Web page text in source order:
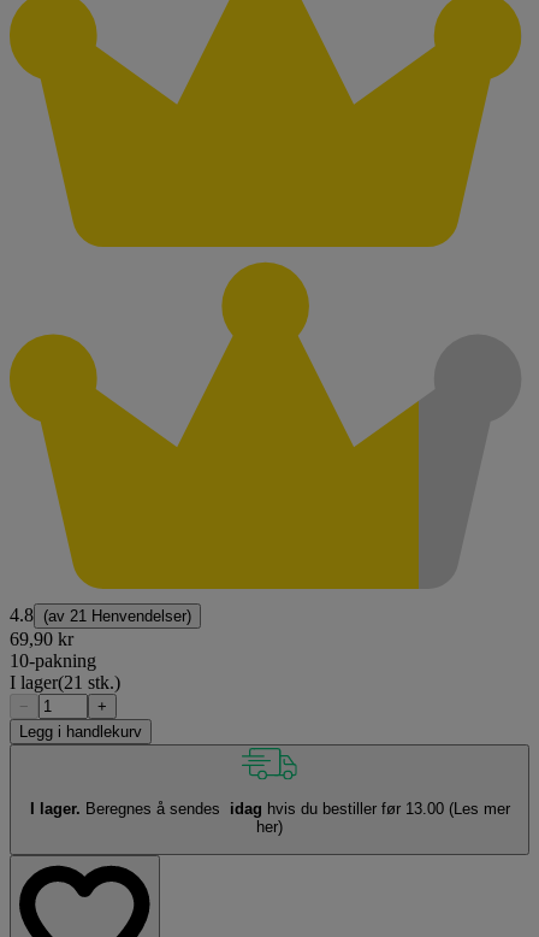
4.8 (av 21 Henvendelser)
69,90 kr
10-pakning
I lager(21 stk.)
−
+
Legg i handlekurv
I lager. Beregnes å sendes idag hvis du bestiller før 13.00 (Les mer
her)